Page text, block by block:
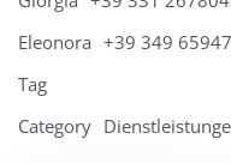
Eleonora +39 349
Tag
Category